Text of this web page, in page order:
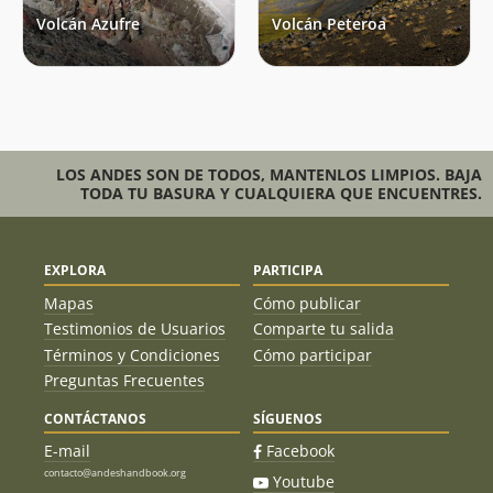
09/12/16 Erick Gonzalo Troncoso Villa
29/11/15 Alejandro Huerta
04/04/15
Arnau Sardà
07/12/14
Victor Hernandez
Patricio Antonio Chamorro Vergara
09/02/14
Soledad Gallegos, Erika Rodriguez,
Milene Conde, Marcelo Quilodrán,
Daniel González, Sebastian Reyes,
Cristobal Gándara, Manuel Arredondo,
Cristian Araya, Enrique Hepner, Vicente
Olavarría, Juan Pablo Barahona,
Volcán Azufre Volcán Peteroa
LOS ANDES SON DE TODOS, MANTENLOS LIMPIOS. BAJA
TODA TU BASURA Y CUALQUIERA QUE ENCUENTRES.
EXPLORA
Mapas
Testimonios de Usuarios
Términos y Condiciones
Preguntas Frecuentes
PARTICIPA
Cómo publicar
Comparte tu salida
Cómo participar
CONTÁCTANOS
E-mail
contacto@andeshandbook.org
SÍGUENOS
Facebook
Youtube